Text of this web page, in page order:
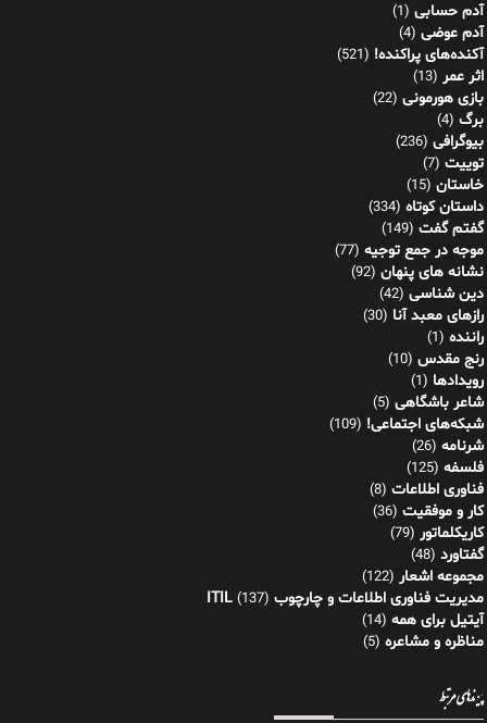
آدم حسابی (1)
آدم عوضی (4)
آکنده‌های پراکنده! (521)
اثر عمر (13)
بازی هورمونی (22)
برگ (4)
بیوگرافی (236)
توییت (7)
خاستان (15)
داستان کوتاه (334)
گفتم گفت (149)
موجه در جمع توجیه (77)
نشانه های پنهان (92)
دین شناسی (42)
رازهای معبد آنا (30)
راننده (1)
رنج مقدس (10)
رویدادها (1)
شاعر باشگاهی (5)
شبکه‌های اجتماعی! (109)
شرنامه (26)
فلسفه (125)
فناوری اطلاعات (8)
کار و موفقیت (36)
کاریکلماتور (79)
گفتاورد (48)
مجموعه اشعار (122)
مدیریت فناوری اطلاعات و چارچوب ITIL (137)
آیتیل برای همه (14)
مناظره و مشاعره (5)
پیوندهای مرتبط